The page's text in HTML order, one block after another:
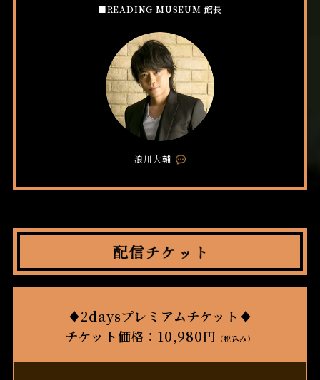
■READING MUSEUM 館長
浪川大輔 Comment
♦2daysプレミアムチケット♦
チケット価格：10,980円 （税込み）